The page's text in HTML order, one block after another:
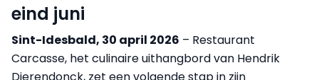
eind juni
Sint-Idesbald, 30 april 2026 – Restaurant
Carcasse, het culinaire uithangbord van Hendrik
Dierendonck, zet een volgende stap in zijn